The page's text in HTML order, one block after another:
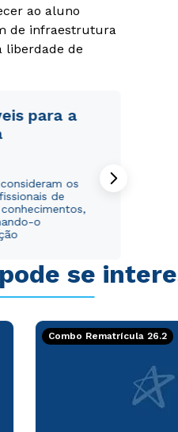
ao aluno
de infraestrutura
liberdade de
para a
os
de
o
se
Combo Rematrícula 26.2
ou
Política de Privacidade.
do Sul.
ou
Política de Privacidade.
do Sul.